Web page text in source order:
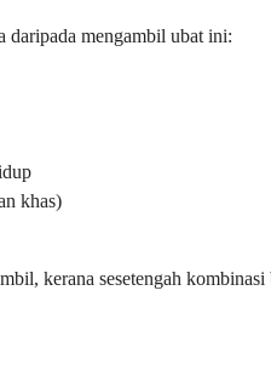
daripada mengambil ubat ini:
khas)
kerana sesetengah